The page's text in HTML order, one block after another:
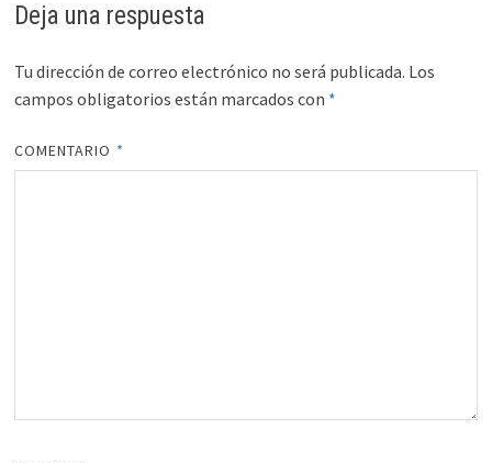
Deja una respuesta
Tu dirección de correo electrónico no será publicada. Los
campos obligatorios están marcados con *
COMENTARIO *